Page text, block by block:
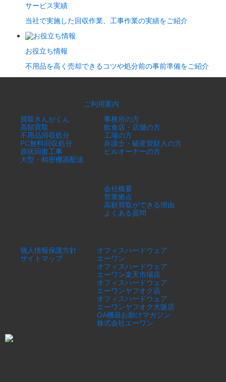
サービス実績
当社で実施した回収作業、工事作業の実績をご紹介
お役立ち情報
不用品を高く売却できるコツや処分前の事前準備をご紹介
買取きんがくん
高額買取
不用品回収処分
PC無料回収処分
原状回復工事
大型・精密機器配送
ご利用案内
事務所の方
飲食店・店舗の方
工場の方
弁護士・破産管財人の方
ビルオーナーの方
会社概要
営業拠点
高額買取ができる理由
よくある質問
個人情報保護方針
サイトマップ
オフィスハードウェア
エーワン
オフィスハードウェア
エーワン楽天市場店
オフィスハードウェア
エーワンヤフオク店
オフィスハードウェア
エーワンヤフオク大阪店
OA機器お助けマガジン
株式会社エーワン